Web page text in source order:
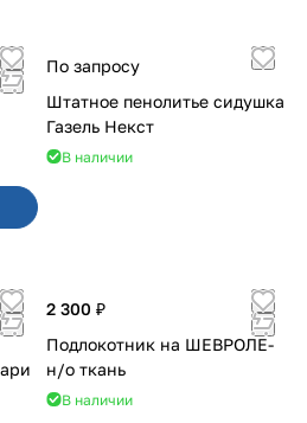
По запросу
Штатное пенолитье сидушка
Газель Некст
В наличии
2 300 ₽
Подлокотник на ШЕВРОЛЕ-
н/о ткань
В наличии